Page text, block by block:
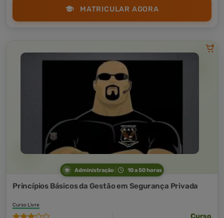
MATRICULAR AGORA
Administração 10 a 50 horas
Princípios Básicos da Gestão em Segurança Privada
Curso Livre
Curso